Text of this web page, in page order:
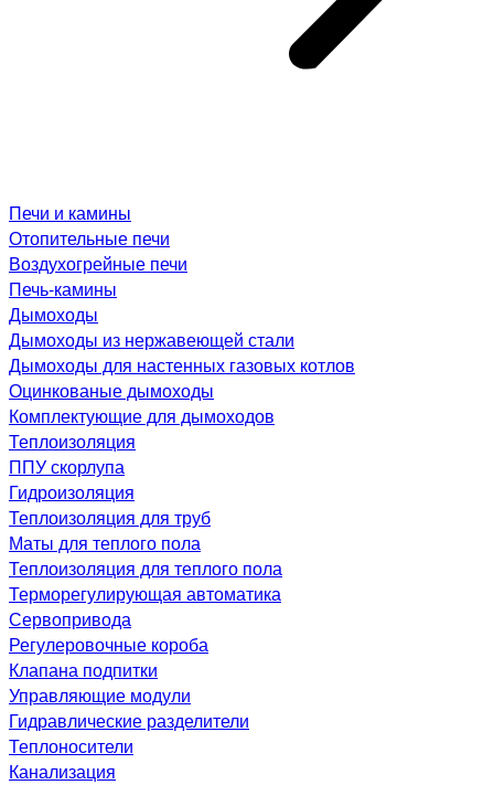
Печи и камины
Отопительные печи
Воздухогрейные печи
Печь-камины
Дымоходы
Дымоходы из нержавеющей стали
Дымоходы для настенных газовых котлов
Оцинкованые дымоходы
Комплектующие для дымоходов
Теплоизоляция
ППУ скорлупа
Гидроизоляция
Теплоизоляция для труб
Маты для теплого пола
Теплоизоляция для теплого пола
Терморегулирующая автоматика
Сервопривода
Регулеровочные короба
Клапана подпитки
Управляющие модули
Гидравлические разделители
Теплоносители
Канализация